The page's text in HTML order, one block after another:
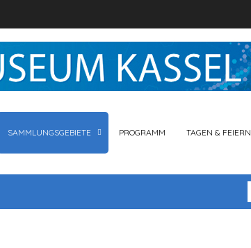
SAMMLUNGSGEBIETE PROGRAMM TAGEN & FEIERN